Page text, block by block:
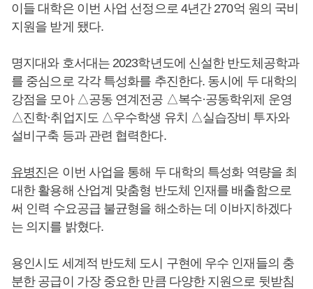
이들 대학은 이번 사업 선정으로 4년간 270억 원의 국비
지원을 받게 됐다.
명지대와 호서대는 2023학년도에 신설한 반도체공학과
를 중심으로 각각 특성화를 추진한다. 동시에 두 대학의
강점을 모아 △공동 연계전공 △복수·공동학위제 운영
△진학·취업지도 △우수학생 유치 △실습장비 투자와
설비구축 등과 관련 협력한다.
유병진은 이번 사업을 통해 두 대학의 특성화 역량을 최
대한 활용해 산업계 맞춤형 반도체 인재를 배출함으로
써 인력 수요공급 불균형을 해소하는 데 이바지하겠다
는 의지를 밝혔다.
용인시도 세계적 반도체 도시 구현에 우수 인재들의 충
분한 공급이 가장 중요한 만큼 다양한 지원으로 뒷받침